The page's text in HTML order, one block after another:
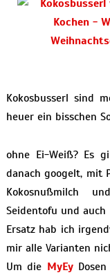
Kokosbusserl sind
heuer ein bisschen
ohne Ei-Weiß? Es
danach googelt, mit
Kokosnußmilch
Seidentofu und
Ersatz hab ich
mir alle Varianten
Um die MyEyDosen